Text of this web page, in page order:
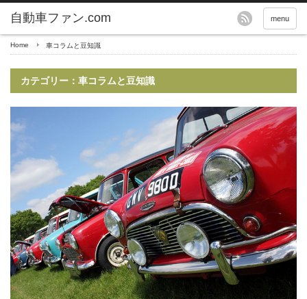
自動車ファン.com menu
Home 車コラムと豆知識
カテゴリー：車コラムと豆知識